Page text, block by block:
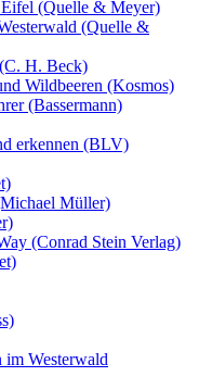
(Quelle & Meyer)
(Quelle &
H. Beck)
Wildbeeren (Kosmos)
(Bassermann)
erkennen (BLV)
Müller)
(Conrad Stein Verlag)
im Westerwald